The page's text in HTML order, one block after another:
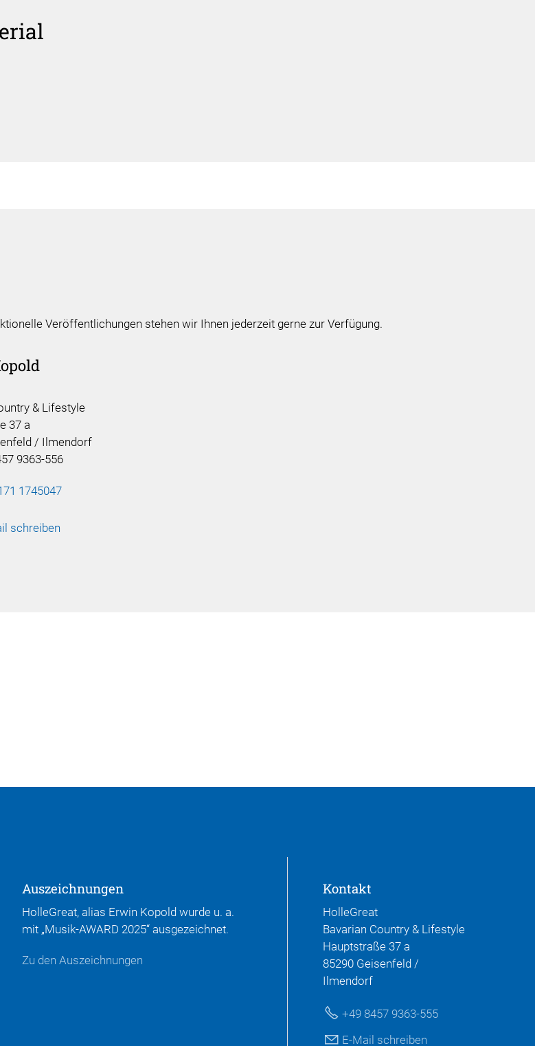
Veröffentlichungen stehen wir Ihnen jederzeit gerne zur Verfügung.
& Lifestyle
37 a
/ Ilmendorf
9363-556
1745047
schreiben
Auszeichnungen
HolleGreat, alias Erwin Kopold wurde u. a.
mit „Musik-AWARD 2025“ ausgezeichnet.
Zu den Auszeichnungen
Kontakt
HolleGreat
Bavarian Country & Lifestyle
Hauptstraße 37 a
85290 Geisenfeld /
Ilmendorf
+49 8457 9363-555
E-Mail schreiben